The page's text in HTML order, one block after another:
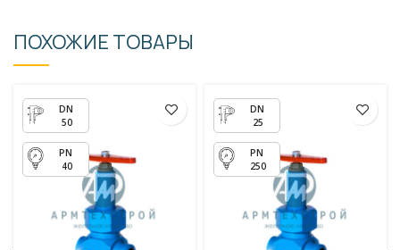
ПОХОЖИЕ ТОВАРЫ
50
40
25
250